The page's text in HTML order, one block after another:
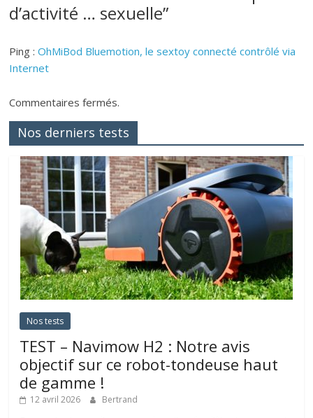
d’activité … sexuelle”
Ping :OhMiBod Bluemotion, le sextoy connecté contrôlé via
Internet
Commentaires fermés.
Nos derniers tests
Nos tests
TEST – Navimow H2 : Notre avis
objectif sur ce robot-tondeuse haut
de gamme !
12 avril 2026 Bertrand